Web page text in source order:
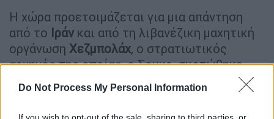
Do Not Process My Personal Information
If you wish to opt-out of the sale, sharing to third parties, or
Η χώρα προετοιμάζεται για μια απάντηση
από το Ιράν και από τη λιβανέζικη μαχητική
οργάνωση Χεζμπολάχ, ο στρατιωτικός
αρχηγός της οποίας, ο Σουκρ, σκοτώθηκε
στη Βηρυτό από το
Ισραήλ την περασμένη
εβδομάδα.